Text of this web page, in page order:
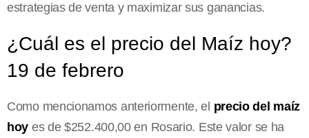
estrategias de venta y maximizar sus ganancias.
¿Cuál es el precio del Maíz hoy?
19 de febrero
Como mencionamos anteriormente, el precio del maíz
hoy es de $252.400,00 en Rosario. Este valor se ha